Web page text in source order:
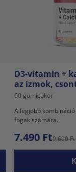
D3-vitamin +
az izmok,
60 gumicukor
A legjobb
fogak számára.
7.490 Ft9.690 Ft